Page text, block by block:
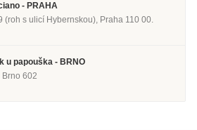
- PRAHA
(roh s ulicí Hybernskou), Praha 110 00.
u papouška - BRNO
Brno 602